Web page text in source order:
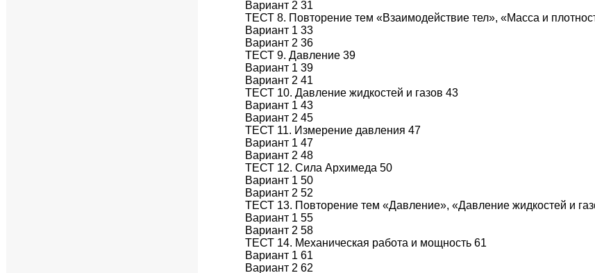
Вариант 2 31
ТЕСТ 8. Повторение тем «Взаимодействие тел», «Масса и
Вариант 1 33
Вариант 2 36
ТЕСТ 9. Давление 39
Вариант 1 39
Вариант 2 41
ТЕСТ 10. Давление жидкостей и газов 43
Вариант 1 43
Вариант 2 45
ТЕСТ 11. Измерение давления 47
Вариант 1 47
Вариант 2 48
ТЕСТ 12. Сила Архимеда 50
Вариант 1 50
Вариант 2 52
ТЕСТ 13. Повторение тем «Давление», «Давление жидкостей и
Вариант 1 55
Вариант 2 58
ТЕСТ 14. Механическая работа и мощность 61
Вариант 1 61
Вариант 2 62